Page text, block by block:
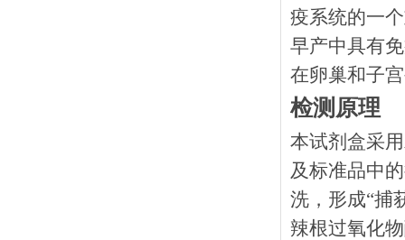
疫系统的一
早产中具有
在卵巢和子
检测原理
本试剂盒采
及标准品中
洗，形成“捕
辣根过氧化